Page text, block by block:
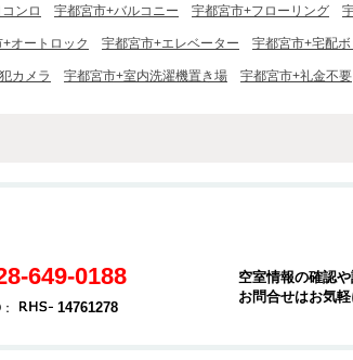
ンロ 宇都宮市+バルコニー 宇都宮市+フローリング
オートロック 宇都宮市+エレベーター 宇都宮市+宅配
カメラ 宇都宮市+室内洗濯機置き場 宇都宮市+礼金不要
649-0188
14761278
空室情報の確認
お問合せはお気